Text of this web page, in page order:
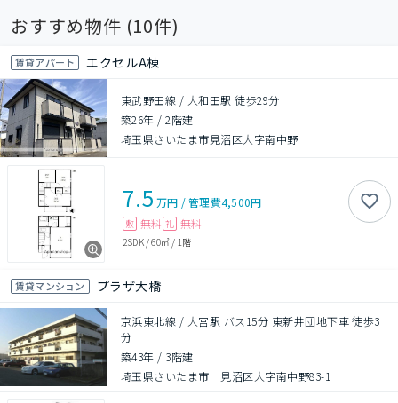
おすすめ物件 (10件)
賃貸アパート エクセルA棟
東武野田線 / 大和田駅 徒歩29分
築26年 /2階建
埼玉県さいたま市見沼区大字南中野
7.5 万円 /管理費4,500円
敷 無料 礼 無料
2SDK/60㎡ / 1階
賃貸マンション プラザ大橋
京浜東北線 / 大宮駅 バス15分 東新井団地下車 徒歩3
分
築43年 / 3階建
埼玉県さいたま市 見沼区大字南中野83-1